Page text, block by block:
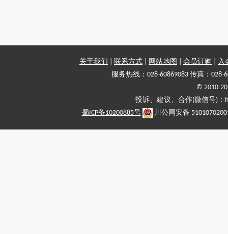
关于我们 联系方式 网站地图 会员订购
入
服务热线：028-60869083 传真：028-
© 2010-
投诉、建议、合作(微信号)
蜀ICP备10200885号
川公网安备